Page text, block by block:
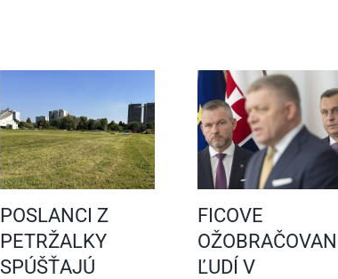
POSLANCI Z
PETRŽALKY
SPÚŠŤAJÚ
FICOVE
ĽUDÍ V